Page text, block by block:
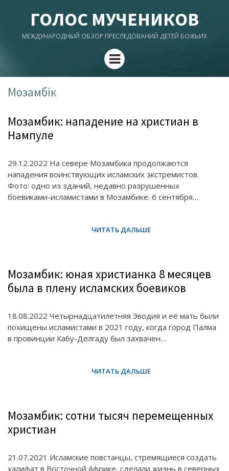
ГОЛОС МУЧЕНИКОВ
МЕЖДУНАРОДНЫЙ ОБЗОР ПРЕСЛЕДОВАНИЙ ДЕТЕЙ БОЖЬИХ
Menu
Мозамбік
Мозамбик: нападение на христиан в
Нампуле
29.12.2022 На севере Мозамбика продолжаются
нападения воинствующих исламских экстремистов.
Фото: одно из зданий, недавно разрушенных
боевиками-исламистами в Мозамбике. 6 сентября…
Мозамбик: юная христианка 8 месяцев
была в плену исламских боевиков
18.08.2022 Четырнадцатилетняя Эводия и её мать были
похищены исламистами в 2021 году, когда город Палма
в провинции Кабу-Делгаду был захвачен…
Мозамбик: сотни тысяч перемещенных
христиан
21.07.2021 Исламские повстанцы, стремящиеся создать
халифат в Восточной Африке, сделали жизнь в северных